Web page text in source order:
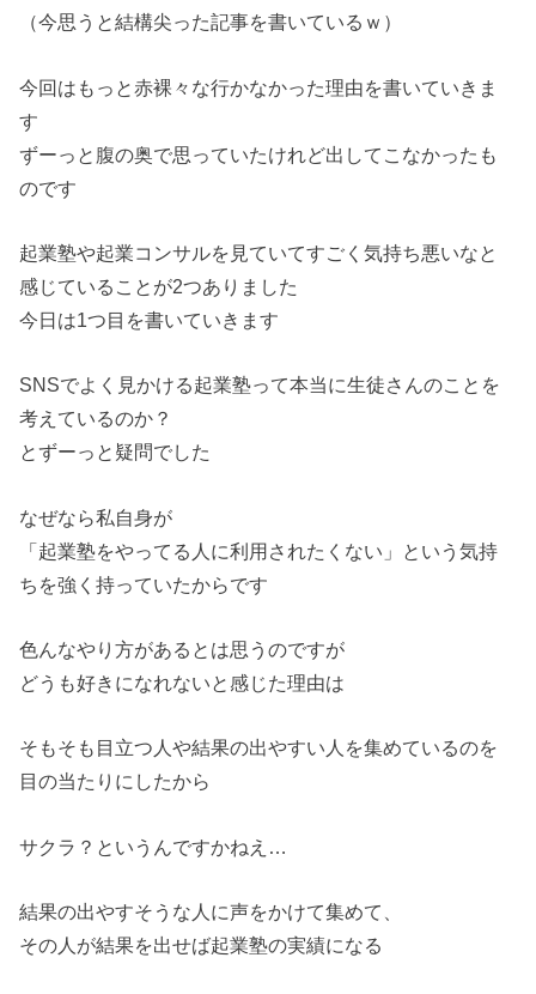
（今思うと結構尖った記事を書いているｗ）
今回はもっと赤裸々な行かなかった理由を書いていきま
す
ずーっと腹の奥で思っていたけれど出してこなかったも
のです
起業塾や起業コンサルを見ていてすごく気持ち悪いなと
感じていることが2つありました
今日は1つ目を書いていきます
SNSでよく見かける起業塾って本当に生徒さんのことを
考えているのか？
とずーっと疑問でした
なぜなら私自身が
「起業塾をやってる人に利用されたくない」という気持
ちを強く持っていたからです
色んなやり方があるとは思うのですが
どうも好きになれないと感じた理由は
そもそも目立つ人や結果の出やすい人を集めているのを
目の当たりにしたから
サクラ？というんですかねえ…
結果の出やすそうな人に声をかけて集めて、
その人が結果を出せば起業塾の実績になる